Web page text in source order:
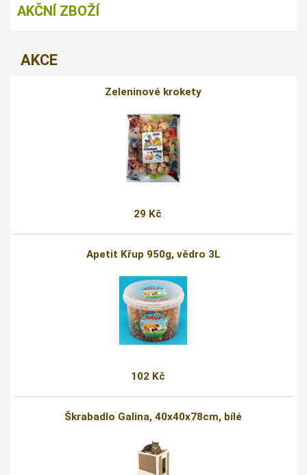
AKČNÍ ZBOŽÍ
AKCE
Zeleninové krokety
29 Kč
Apetit Křup 950g, vědro 3L
102 Kč
Škrabadlo Galina, 40x40x78cm, bílé